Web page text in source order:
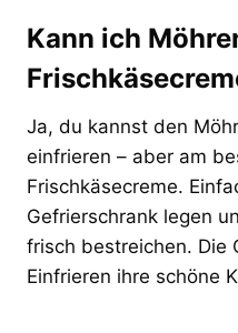
Kann ich
Ja, du kannst den
einfrieren – aber am
Frischkäsecreme.
Gefrierschrank legen
frisch bestreichen. Die
Einfrieren ihre schöne